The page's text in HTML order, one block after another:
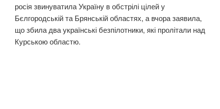
росія звинуватила Україну в обстрілі цілей у
Бєлгородській та Брянській областях, а вчора заявила,
що збила два українські безпілотники, які пролітали над
Курською областю.